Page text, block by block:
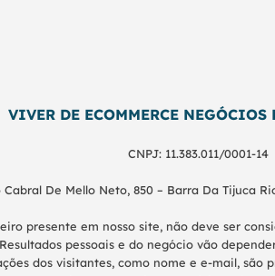
VIVER DE ECOMMERCE
CNPJ: 11.383.011/0001-14
Cabral De Mello Neto, 850 – Barra Da Tijuca
presente em nosso site, não deve ser
pessoais e do negócio vão
dos visitantes, como nome e e-mail, são